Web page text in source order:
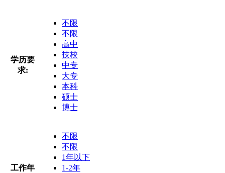
学历要
求:
不限
不限
高中
技校
中专
大专
本科
硕士
博士
工作年
不限
不限
1年以下
1-2年